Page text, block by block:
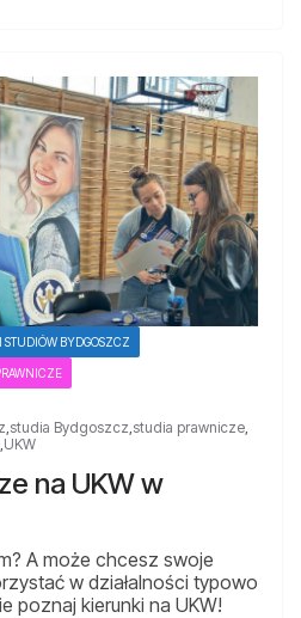
STUDIÓW BYDGOSZCZ
studia Bydgoszcz studia prawnicze
UKW
na UKW w
A może chcesz swoje
w działalności typowo
poznaj kierunki na UKW!